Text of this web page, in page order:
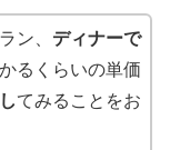
ン、 ディナーで
るくらいの単価
てみることをお